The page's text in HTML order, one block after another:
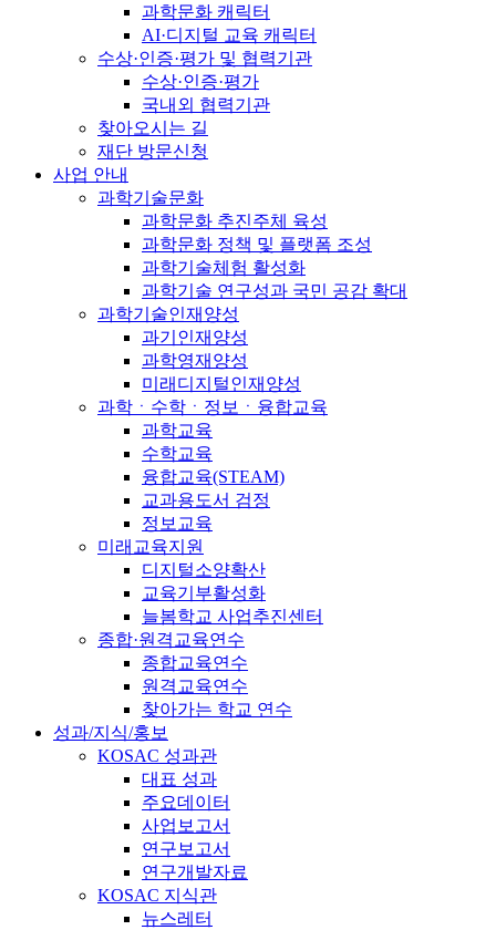
과학문화 캐릭터
AI·디지털 교육 캐릭터
수상·인증·평가 및 협력기관
수상·인증·평가
국내외 협력기관
찾아오시는 길
재단 방문신청
사업 안내
과학기술문화
과학문화 추진주체 육성
과학문화 정책 및 플랫폼 조성
과학기술체험 활성화
과학기술 연구성과 국민 공감 확대
과학기술인재양성
과기인재양성
과학영재양성
미래디지털인재양성
과학ㆍ수학ㆍ정보ㆍ융합교육
과학교육
수학교육
융합교육(STEAM)
교과용도서 검정
정보교육
미래교육지원
디지털소양확산
교육기부활성화
늘봄학교 사업추진센터
종합·원격교육연수
종합교육연수
원격교육연수
찾아가는 학교 연수
성과/지식/홍보
KOSAC 성과관
대표 성과
주요데이터
사업보고서
연구보고서
연구개발자료
KOSAC 지식관
뉴스레터